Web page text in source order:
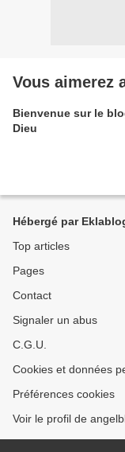
Vous aimerez
Bienvenue sur le blog La lumière
Dieu
Hébergé par
Top articles
Pages
Contact
Signaler un abus
C.G.U.
Cookies et données
Préférences cookies
Voir le profil de